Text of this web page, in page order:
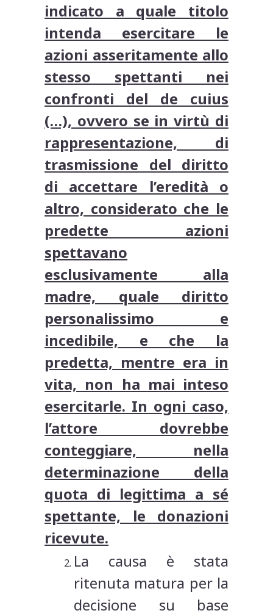
indicato a quale titolo
intenda esercitare le
azioni asseritamente allo
stesso spettanti nei
confronti del de cuius
(…), ovvero se in virtù di
rappresentazione, di
trasmissione del diritto
di accettare l’eredità o
altro, considerato che le
predette azioni
spettavano
esclusivamente alla
madre, quale diritto
personalissimo e
incedibile, e che la
predetta, mentre era in
vita, non ha mai inteso
esercitarle. In ogni caso,
l’attore dovrebbe
conteggiare, nella
determinazione della
quota di legittima a sé
spettante, le donazioni
ricevute.
La causa è stata
ritenuta matura per la
decisione su base